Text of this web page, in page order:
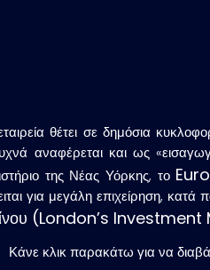
θέτει σε δημόσια
αναφέρεται και ως
της Νέας Υόρκης, το
για μεγάλη επιχείρηση, κατά
(London’s
Κάνε κλικ παρακάτω για να